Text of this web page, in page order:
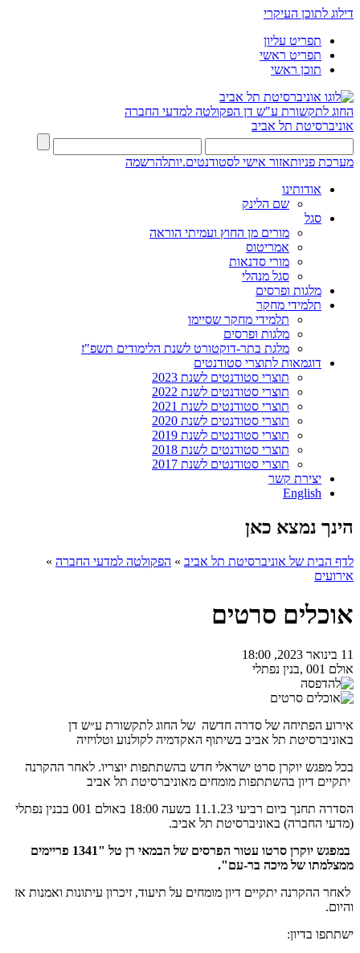
דילוג לתוכן העיקרי
תפריט עליון
תפריט ראשי
תוכן ראשי
החוג לתקשורת ע"ש דן הפקולטה למדעי החברה
אוניברסיטת תל אביב
מערכת פניותאזור אישי לסטודנטים.יותלהרשמה
אודותינו
שם הלינק
סגל
מורים מן החוץ ועמיתי הוראה
אמריטוס
מורי סדנאות
סגל מנהלי
מלגות ופרסים
תלמידי מחקר
תלמידי מחקר שסיימו
מלגות ופרסים
מלגת בתר-דוקטורט לשנת הלימודים תשפ"ז
דוגמאות לתוצרי סטודנטים
תוצרי סטודנטים לשנת 2023
תוצרי סטודנטים לשנת 2022
תוצרי סטודנטים לשנת 2021
תוצרי סטודנטים לשנת 2020
תוצרי סטודנטים לשנת 2019
תוצרי סטודנטים לשנת 2018
תוצרי סטודנטים לשנת 2017
יצירת קשר
English
הינך נמצא כאן
לדף הבית של אוניברסיטת תל אביב » הפקולטה למדעי החברה »
אירועים
אוכלים סרטים
11 בינואר 2023, 18:00
אולם 001 ,בנין נפתלי
אירוע הפתיחה של סדרה חדשה של החוג לתקשורת ע״ש דן
באוניברסיטת תל אביב בשיתוף האקדמיה לקולנוע וטלויזיה
בכל מפגש יוקרן סרט ישראלי חדש בהשתתפות יוצריו. לאחר ההקרנה
יתקיים דיון בהשתתפות מומחים מאוניברסיטת תל אביב
הסדרה תחנך ביום רביעי 11.1.23 בשעה 18:00 באולם 001 בבנין נפתלי
(מדעי החברה) באוניברסיטת תל אביב.
במפגש יוקרן סרטו עטור הפרסים של הבמאי רן טל "1341 פריימים
ממצלמתו של מיכה בר-עם".
לאחר ההקרנה יתקיים דיון מומחים על תיעוד, זיכרון עיתונות ואמנות אז
והיום.
ישתתפו בדיון: